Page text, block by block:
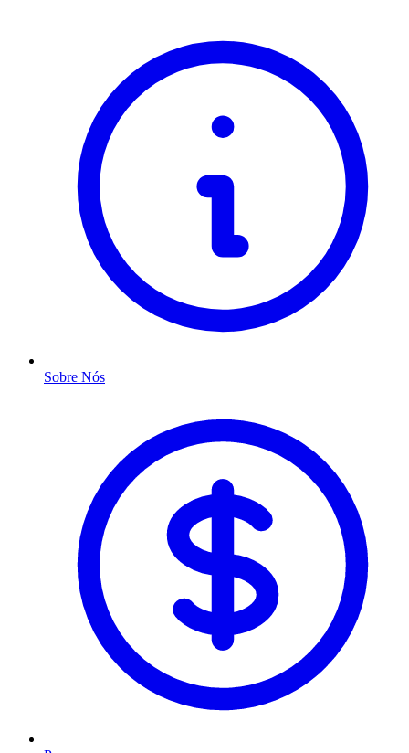
Sobre Nós